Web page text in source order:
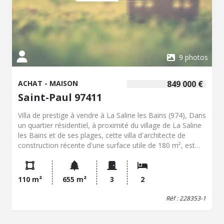
9 photos
849 000 €
ACHAT - MAISON
Saint-Paul 97411
Villa de prestige à vendre à La Saline les Bains (974), Dans
un quartier résidentiel, à proximité du village de La Saline
les Bains et de ses plages, cette villa d'architecte de
construction récente d'une surface utile de 180 m², est
situant en bordure d'une petite ravine, sans vis-à-vis
possible, avec une large vue mer et sur les montagnes de
l'Ouest. Cette villa traversante de plain-pied lumineuse de
type F3 Bis propose des belles hauteurs sous plafonds et
110 m² 655 m² 3 2
Réf : 228353-1